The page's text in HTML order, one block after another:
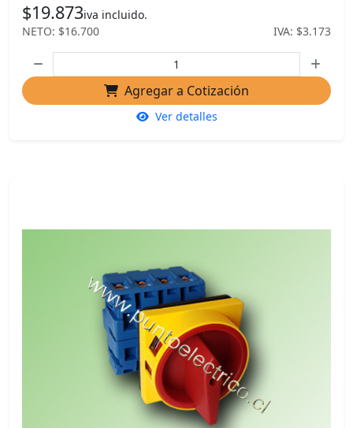
$19.873iva incluido.
NETO: $16.700
IVA: $3.173
Agregar a Cotización
Ver detalles